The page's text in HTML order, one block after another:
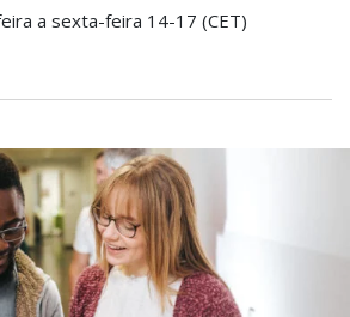
a sexta-feira 14-17 (CET)